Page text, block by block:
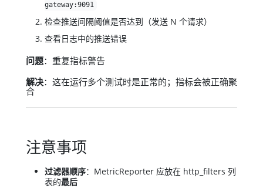
gateway:9091
检查推送间隔阈值是否达到（发送 N 个请求）
查看日志中的推送错误
问题：重复指标警告
解决：这在运行多个测试时是正常的；指标会被正确聚
合
注意事项
过滤器顺序：MetricReporter 应放在 http_filters 列
表的最后